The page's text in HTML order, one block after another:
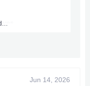
Jun 14, 2026